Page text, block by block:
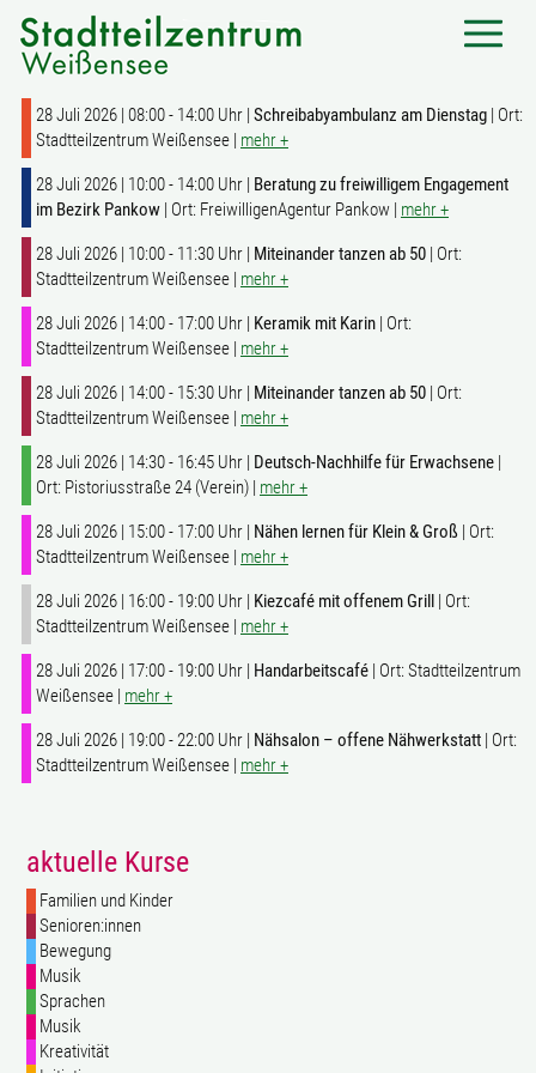
28 Juli 2026 | 08:00 - 14:00 Uhr | Schreibabyambulanz am Dienstag | Ort:
Stadtteilzentrum Weißensee | mehr +
28 Juli 2026 | 10:00 - 14:00 Uhr | Beratung zu freiwilligem Engagement
im Bezirk Pankow | Ort: FreiwilligenAgentur Pankow | mehr +
28 Juli 2026 | 10:00 - 11:30 Uhr | Miteinander tanzen ab 50 | Ort:
Stadtteilzentrum Weißensee | mehr +
28 Juli 2026 | 14:00 - 17:00 Uhr | Keramik mit Karin | Ort:
Stadtteilzentrum Weißensee | mehr +
28 Juli 2026 | 14:00 - 15:30 Uhr | Miteinander tanzen ab 50 | Ort:
Stadtteilzentrum Weißensee | mehr +
28 Juli 2026 | 14:30 - 16:45 Uhr | Deutsch-Nachhilfe für Erwachsene |
Ort: Pistoriusstraße 24 (Verein) | mehr +
28 Juli 2026 | 15:00 - 17:00 Uhr | Nähen lernen für Klein & Groß | Ort:
Stadtteilzentrum Weißensee | mehr +
28 Juli 2026 | 16:00 - 19:00 Uhr | Kiezcafé mit offenem Grill | Ort:
Stadtteilzentrum Weißensee | mehr +
28 Juli 2026 | 17:00 - 19:00 Uhr | Handarbeitscafé | Ort: Stadtteilzentrum
Weißensee | mehr +
28 Juli 2026 | 19:00 - 22:00 Uhr | Nähsalon – offene Nähwerkstatt | Ort:
Stadtteilzentrum Weißensee | mehr +
aktuelle Kurse
Familien und Kinder
Senioren:innen
Bewegung
Musik
Sprachen
Musik
Kreativität